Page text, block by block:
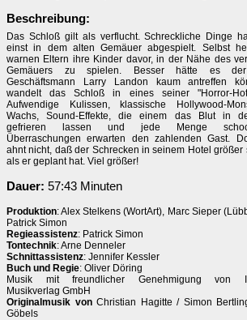
Beschreibung:
Das Schloß gilt als verflucht. Schreckliche Dinge
einst in dem alten Gemäuer abgespielt. Selbst
warnen Eltern ihre Kinder davor, in der Nähe des
Gemäuers zu spielen. Besser hätte es
Geschäftsmann Larry Landon kaum antreffen
wandelt das Schloß in eines seiner "Horror-
Aufwendige Kulissen, klassische Hollywood-
Wachs, Sound-Effekte, die einem das Blut in
gefrieren lassen und jede Menge
Überraschungen erwarten den zahlenden Gast.
ahnt nicht, daß der Schrecken in seinem Hotel größer
als er geplant hat. Viel größer!
Dauer: 57:43 Minuten
Produktion: Alex Stelkens (WortArt), Marc Sieper
Patrick Simon
Regieassistenz: Patrick Simon
Tontechnik: Arne Denneler
Schnittassistenz: Jennifer Kessler
Buch und Regie: Oliver Döring
Musik mit freundlicher Genehmigung von
Musikverlag GmbH
Originalmusik vonChristian Hagitte / Simon
Göbels